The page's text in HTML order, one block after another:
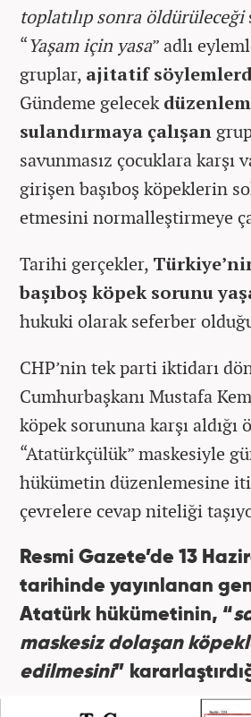
toplatılıp sonra öldürüleceği
“Yaşam için yasa” adlı
gruplar, ajitatif
Gündeme gelecek
sulandırmaya çalışan
savunmasız çocuklara karşı
girişen başıboş köpeklerin
etmesini normalleştirmeye
Tarihi gerçekler,
başıboş köpek sorunu
hukuki olarak seferber
CHP’nin tek parti iktidarı
Cumhurbaşkanı Mustafa
köpek sorununa karşı aldığı
“Atatürkçülük” maskesiyle
hükümetin düzenlemesine
çevrelere cevap niteliği
Resmi Gazete’de 13
tarihinde yayınlanan
Atatürk hükümetinin, “
maskesiz dolaşan
edilmesini”